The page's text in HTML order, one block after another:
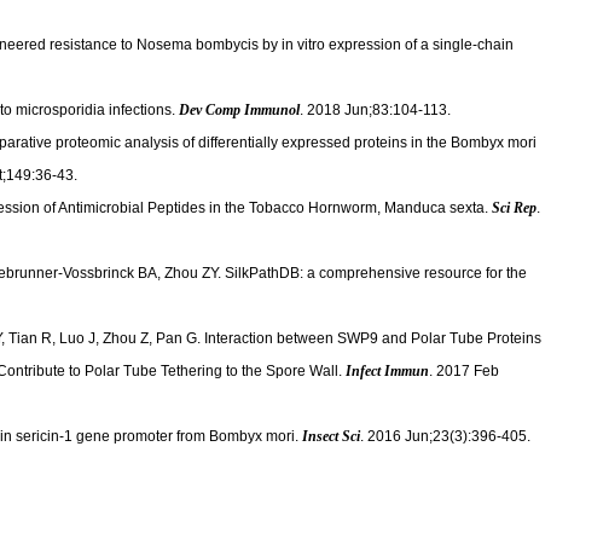
resistance to Nosema bombycis by in vitro expression of a single-chain
microsporidia infections. Dev Comp Immunol. 2018 Jun;83:104-113.
proteomic analysis of differentially expressed proteins in the Bombyx mori
43.
of Antimicrobial Peptides in the Tobacco Hornworm, Manduca sexta. Sci Rep.
Vossbrinck BA, Zhou ZY. SilkPathDB: a comprehensive resource for the
Tian R, Luo J, Zhou Z, Pan G. Interaction between SWP9 and Polar Tube Proteins
to Polar Tube Tethering to the Spore Wall. Infect Immun. 2017 Feb
sericin-1 gene promoter from Bombyx mori. Insect Sci. 2016 Jun;23(3):396-405.